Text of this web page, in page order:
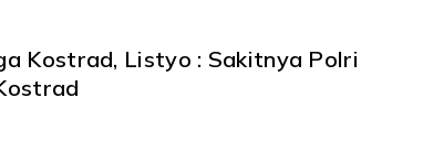
Kostrad, Listyo : Sakitnya Polri